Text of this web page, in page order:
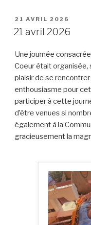
PUBLIÉ
LE
21 AVRIL 2026
21 avril 2026
Une journée
Coeur était organisée,
plaisir de se
enthousiasme pour
participer à cette
d’être venues si
également à la
gracieusement la